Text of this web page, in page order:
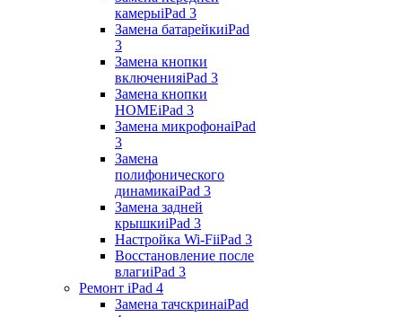
камерыiPad 3
Замена батарейкиiPad
3
Замена кнопки
включенияiPad 3
Замена кнопки
HOMEiPad 3
Замена микрофонаiPad
3
Замена
полифонического
динамикаiPad 3
Замена задней
крышкиiPad 3
Настройка Wi-FiiPad 3
Восстановление после
влагиiPad 3
Ремонт iPad 4
Замена тачскринаiPad